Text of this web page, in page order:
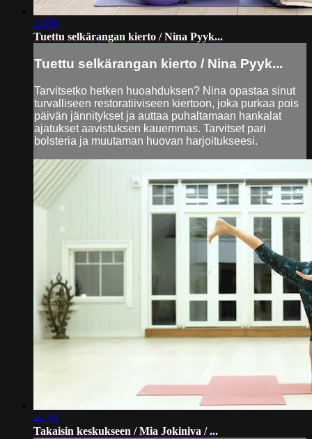
16:09
Tuettu selkärangan kierto / Nina Pyyk...
Tuettu selkärangan kierto / Nina Pyyk...
Tarvitsetko hetken huoahduksen? Nina opastaa sinut
turvalliseen restoratiiviseen kiertoon, joka purkaa pois
päivän jännitykset ja auttaa puhaltamaan hankalat
ajatukset aavistuksen kauemmas. Tarvitset pari
bolsteria ja muutaman huovan harjoitukseesi.
44:01
Takaisin keskukseen / Mia Jokiniva / ...